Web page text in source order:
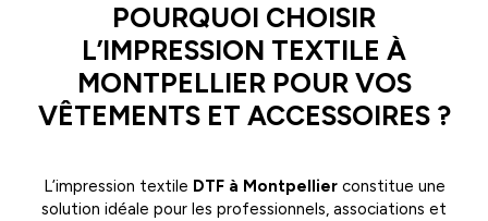
POURQUOI CHOISIR
L’IMPRESSION TEXTILE À
MONTPELLIER POUR VOS
VÊTEMENTS ET ACCESSOIRES ?
L’impression textile DTF à Montpellierconstitue une
solution idéale pour les professionnels, associations et